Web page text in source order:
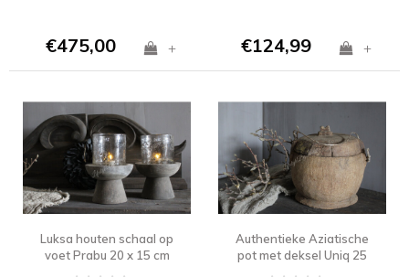
€475,00 + €124,99 +
Luksa houten schaal op
voet Prabu 20 x 15 cm
Authentieke Aziatische
pot met deksel Uniq 25